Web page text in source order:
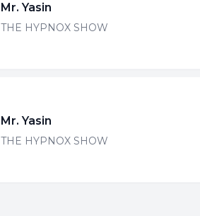
Mr. Yasin
THE HYPNOX SHOW
Mr. Yasin
THE HYPNOX SHOW